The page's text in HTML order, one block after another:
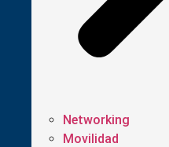
Networking
Movilidad